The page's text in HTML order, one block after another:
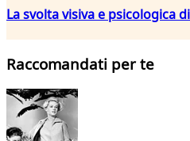
La svolta visiva e psicologica
Raccomandati per te